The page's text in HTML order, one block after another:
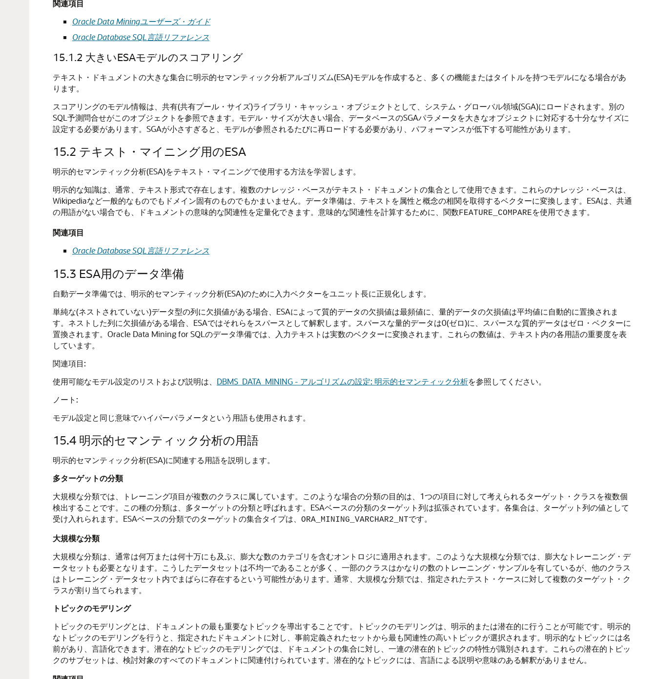
関連項目
Oracle Data Miningユーザーズ・ガイド
Oracle Database SQL言語リファレンス
15.1.2 大きいESAモデルのスコアリング
テキスト・ドキュメントの大きな集合に明示的セマンティック分析アルゴリズム(ESA)モデルを作成すると、多くの機能またはタイトルを持つモデルになる場合があ
ります。
スコアリングのモデル情報は、共有(共有プール・サイズ)ライブラリ・キャッシュ・オブジェクトとして、システム・グローバル領域(SGA)にロードされます。別の
SQL予測問合せがこのオブジェクトを参照できます。モデル・サイズが大きい場合、データベースのSGAパラメータを大きなオブジェクトに対応する十分なサイズに
設定する必要があります。SGAが小さすぎると、モデルが参照されるたびに再ロードする必要があり、パフォーマンスが低下する可能性があります。
15.2 テキスト・マイニング用のESA
明示的セマンティック分析(ESA)をテキスト・マイニングで使用する方法を学習します。
明示的な知識は、通常、テキスト形式で存在します。複数のナレッジ・ベースがテキスト・ドキュメントの集合として使用できます。これらのナレッジ・ベースは、
Wikipediaなど一般的なものでもドメイン固有のものでもかまいません。データ準備は、テキストを属性と概念の相関を取得するベクターに変換します。ESAは、共通
の用語がない場合でも、ドキュメントの意味的な関連性を定量化できます。意味的な関連性を計算するために、関数FEATURE_COMPAREを使用できます。
関連項目
Oracle Database SQL言語リファレンス
15.3 ESA用のデータ準備
自動データ準備では、明示的セマンティック分析(ESA)のために入力ベクターをユニット長に正規化します。
単純な(ネストされていない)データ型の列に欠損値がある場合、ESAによって質的データの欠損値は最頻値に、量的データの欠損値は平均値に自動的に置換されま
す。ネストした列に欠損値がある場合、ESAではそれらをスパースとして解釈します。スパースな量的データは0(ゼロ)に、スパースな質的データはゼロ・ベクターに
置換されます。 Oracle Data Mining for SQL のデータ準備では、入力テキストは実数のベクターに変換されます。これらの数値は、テキスト内の各用語の重要度を表
しています。
関連項目:
使用可能なモデル設定のリストおよび説明は、 DBMS_DATA_MINING - アルゴリズムの設定: 明示的セマンティック分析を参照してください。
ノート:
モデル設定と同じ意味でハイパーパラメータという用語も使用されます。
15.4 明示的セマンティック分析の用語
明示的セマンティック分析(ESA)に関連する用語を説明します。
多ターゲットの分類
大規模な分類では、トレーニング項目が複数のクラスに属しています。このような場合の分類の目的は、1つの項目に対して考えられるターゲット・クラスを複数個
検出することです。この種の分類は、多ターゲットの分類と呼ばれます。ESAベースの分類のターゲット列は拡張されています。各集合は、ターゲット列の値として
受け入れられます。ESAベースの分類でのターゲットの集合タイプは、 ORA_MINING_VARCHAR2_NTです。
大規模な分類
大規模な分類は、通常は何万または何十万にも及ぶ、膨大な数のカテゴリを含むオントロジに適用されます。このような大規模な分類では、膨大なトレーニング・デ
ータセットも必要となります。こうしたデータセットは不均一であることが多く、一部のクラスはかなりの数のトレーニング・サンプルを有しているが、他のクラス
はトレーニング・データセット内でまばらに存在するという可能性があります。通常、大規模な分類では、指定されたテスト・ケースに対して複数のターゲット・ク
ラスが割り当てられます。
トピックのモデリング
トピックのモデリングとは、ドキュメントの最も重要なトピックを導出することです。トピックのモデリングは、明示的または潜在的に行うことが可能です。明示的
なトピックのモデリングを行うと、指定されたドキュメントに対し、事前定義されたセットから最も関連性の高いトピックが選択されます。明示的なトピックには名
前があり、言語化できます。潜在的なトピックのモデリングでは、ドキュメントの集合に対し、一連の潜在的トピックの特性が識別されます。これらの潜在的トピッ
クのサブセットは、検討対象のすべてのドキュメントに関連付けられています。潜在的なトピックには、言語による説明や意味のある解釈がありません。